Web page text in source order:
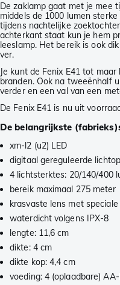
De zaklamp gaat met je mee
middels de 1000 lumen
tijdens nachtelijke
achterkant staat kun je hem
leeslamp. Het bereik is ook
ver.
Je kunt de Fenix E41 tot
branden. Ook na tweeënhalf
verder en een val van een
De Fenix E41 is nu uit
De belangrijkste
xm-l2 (u2) LED
digitaal gereguleerde
4 lichtsterktes: 20/140/400
bereik maximaal 275 meter
krasvaste lens met
waterdicht volgens IPX-8
lengte: 11,6 cm
dikte: 4 cm
dikte kop: 4,4 cm
voeding: 4 (oplaadbare)